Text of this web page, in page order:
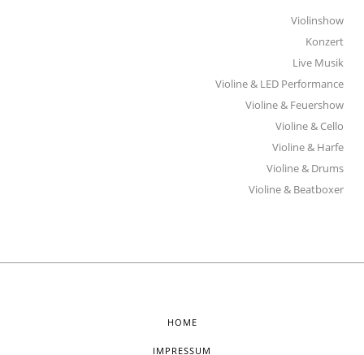
Violinshow
Konzert
Live Musik
Violine & LED Performance
Violine & Feuershow
Violine & Cello
Violine & Harfe
Violine & Drums
Violine & Beatboxer
HOME
IMPRESSUM